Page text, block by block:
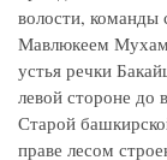
волости,
Мавлюкеем
устья речки
левой стороне до
Старой
праве лесом